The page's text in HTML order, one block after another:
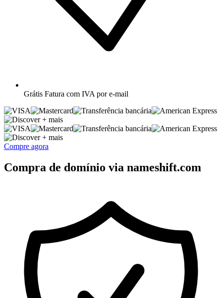
Grátis Fatura com IVA por e-mail
+ mais
+ mais
Compre agora
Compra de domínio via nameshift.com